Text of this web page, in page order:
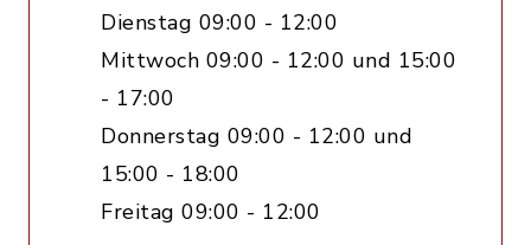
Dienstag 09:00 - 12:00
Mittwoch 09:00 - 12:00 und 15:00
- 17:00
Donnerstag 09:00 - 12:00 und
15:00 - 18:00
Freitag 09:00 - 12:00